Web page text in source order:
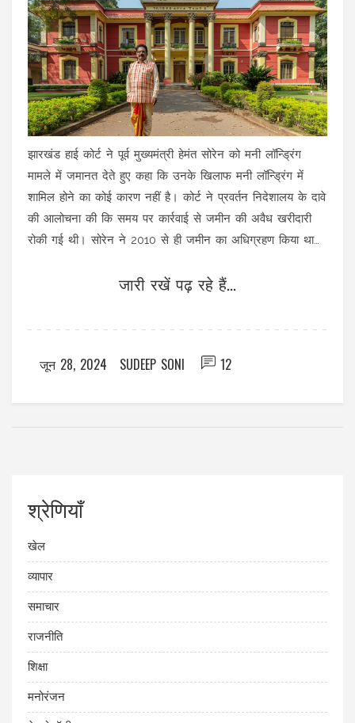
झारखंड हाई कोर्ट ने पूर्व मुख्यमंत्री हेमंत सोरेन को मनी लॉन्ड्रिंग
मामले में जमानत देते हुए कहा कि उनके खिलाफ मनी लॉन्ड्रिंग में
शामिल होने का कोई कारण नहीं है। कोर्ट ने प्रवर्तन निदेशालय के दावे
की आलोचना की कि समय पर कार्रवाई से जमीन की अवैध खरीदारी
रोकी गई थी। सोरेन ने 2010 से ही जमीन का अधिग्रहण किया था
जारी रखें पढ़ रहे हैं...
जून 28, 2024 SUDEEP SONI 12
श्रेणियाँ
खेल
व्यापार
समाचार
राजनीति
शिक्षा
मनोरंजन